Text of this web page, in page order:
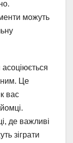
можуть
Це
вас
де важливі
зіграти